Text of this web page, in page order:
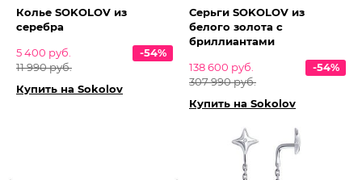
Колье SOKOLOV из
серебра
5 400 руб.
11 990 руб.
-54%
Купить на Sokolov
Серьги SOKOLOV из
белого золота с
бриллиантами
138 600 руб.
307 990 руб.
-54%
Купить на Sokolov